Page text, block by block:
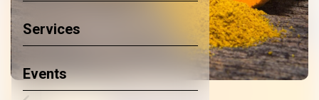
Services
Events